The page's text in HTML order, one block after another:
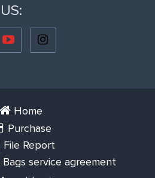
Home
Purchase
File Report
service agreement